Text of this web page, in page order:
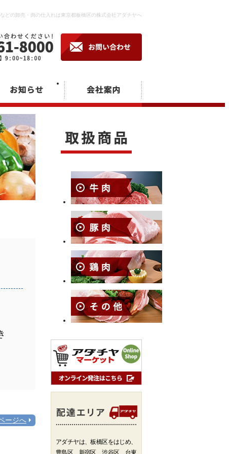
の卸売・肉の仕入れは東京都板橋区の株式会社アダチヤへ
ージへ
アダチヤは、板橋区をはじめ、
豊島区、新宿区、渋谷区、台東